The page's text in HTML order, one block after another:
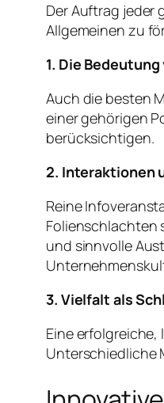
Der Auftrag jeder
Allgemeinen zu
1. Die
Auch die besten
einer gehörigen
berücksichtigen.
2. Interaktionen
Reine
Folienschlachten
und sinnvolle
3. Vielfalt als
Eine
Unterschiedliche